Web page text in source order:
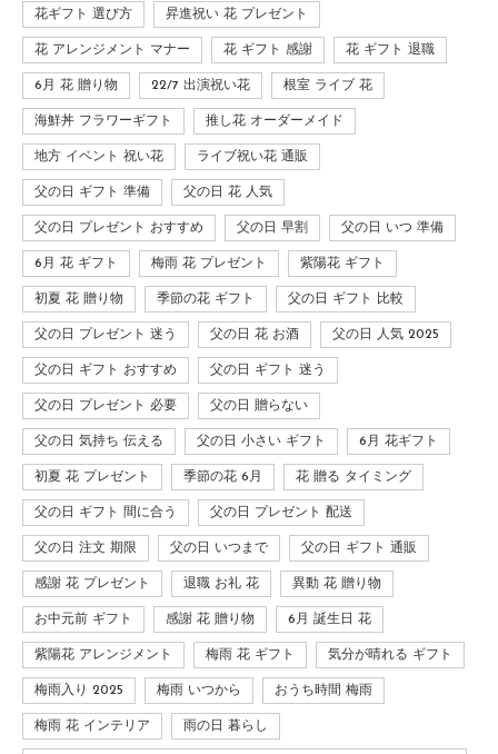
花ギフト 選び方 昇進祝い 花 プレゼント
花 アレンジメント マナー 花 ギフト 感謝 花 ギフト 退職
6月 花 贈り物 22/7 出演祝い花 根室 ライブ 花
海鮮丼 フラワーギフト 推し花 オーダーメイド
地方 イベント 祝い花 ライブ祝い花 通販
父の日 ギフト 準備 父の日 花 人気
父の日 プレゼント おすすめ 父の日 早割 父の日 いつ 準備
6月 花 ギフト 梅雨 花 プレゼント 紫陽花 ギフト
初夏 花 贈り物 季節の花 ギフト 父の日 ギフト 比較
父の日 プレゼント 迷う 父の日 花 お酒 父の日 人気 2025
父の日 ギフト おすすめ 父の日 ギフト 迷う
父の日 プレゼント 必要 父の日 贈らない
父の日 気持ち 伝える 父の日 小さい ギフト 6月 花ギフト
初夏 花 プレゼント 季節の花 6月 花 贈る タイミング
父の日 ギフト 間に合う 父の日 プレゼント 配送
父の日 注文 期限 父の日 いつまで 父の日 ギフト 通販
感謝 花 プレゼント 退職 お礼 花 異動 花 贈り物
お中元前 ギフト 感謝 花 贈り物 6月 誕生日 花
紫陽花 アレンジメント 梅雨 花 ギフト 気分が晴れる ギフト
梅雨入り 2025 梅雨 いつから おうち時間 梅雨
梅雨 花 インテリア 雨の日 暮らし